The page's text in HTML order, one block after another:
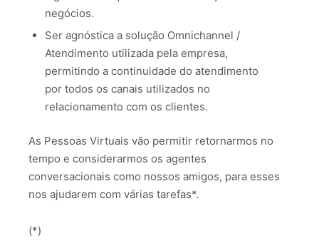
negócios.
Ser agnóstica a solução Omnichannel /
Atendimento utilizada pela empresa,
permitindo a continuidade do atendimento
por todos os canais utilizados no
relacionamento com os clientes.
As Pessoas Virtuais vão permitir retornarmos no
tempo e considerarmos os agentes
conversacionais como nossos amigos, para esses
nos ajudarem com várias tarefas*.
(*)